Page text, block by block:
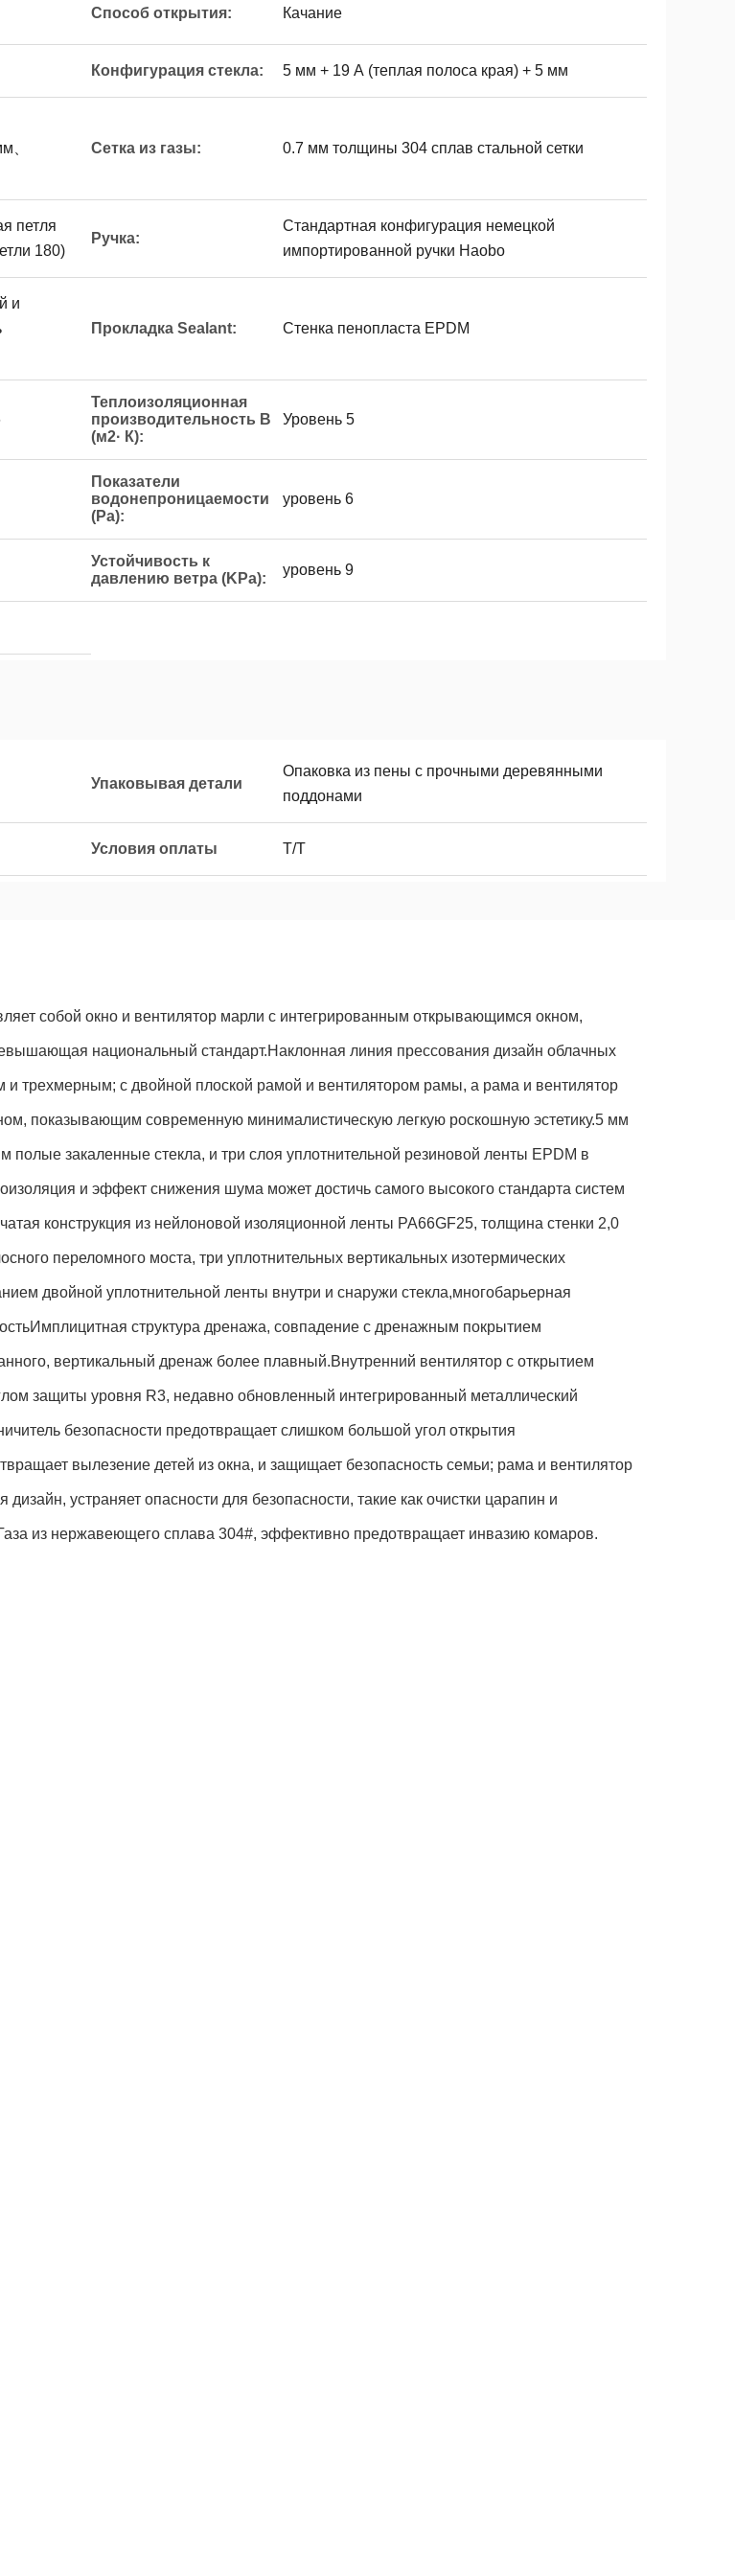
Способ открытия: Качание
Конфигурация стекла: 5 мм + 19 А (теплая полоса края) + 5 мм
、
Сетка из газы: 0.7 мм толщины 304 сплав стальной сетки
петля
180)
Ручка:
Стандартная конфигурация немецкой
импортированной ручки Haobo
и
Прокладка Sealant: Стенка пенопласта EPDM
Теплоизоляционная
производительность В
(м2· К):
Уровень 5
Показатели
водонепроницаемости
(Pa):
уровень 6
Устойчивость к
давлению ветра (KPa):
уровень 9
Упаковывая детали
Опаковка из пены с прочными деревянными
поддонами
Условия оплаты T/T
собой окно и вентилятор марли с интегрированным открывающимся окном,
национальный стандарт.Наклонная линия прессования дизайн облачных
и трехмерным; с двойной плоской рамой и вентилятором рамы, а рама и вентилятор
показывающим современную минималистическую легкую роскошную эстетику.5 мм
полые закаленные стекла, и три слоя уплотнительной резиновой ленты EPDM в
и эффект снижения шума может достичь самого высокого стандарта систем
конструкция из нейлоновой изоляционной ленты PA66GF25, толщина стенки 2,0
переломного моста, три уплотнительных вертикальных изотермических
двойной уплотнительной ленты внутри и снаружи стекла,многобарьерная
структура дренажа, совпадение с дренажным покрытием
вертикальный дренаж более плавный.Внутренний вентилятор с открытием
защиты уровня R3, недавно обновленный интегрированный металлический
безопасности предотвращает слишком большой угол открытия
вылезение детей из окна, и защищает безопасность семьи; рама и вентилятор
дизайн, устраняет опасности для безопасности, такие как очистки царапин и
из нержавеющего сплава 304#, эффективно предотвращает инвазию комаров.